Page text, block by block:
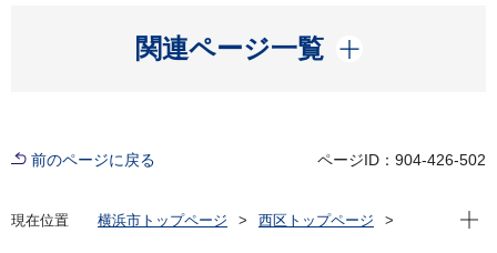
関連ページ一覧
開く
前のページに戻る ページID：904-426-502
現在位置 横浜市トップページ
西区トップページ
現在